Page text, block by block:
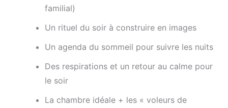
familial)
Un rituel du soir à construire en images
Un agenda du sommeil pour suivre les nuits
Des respirations et un retour au calme pour
le soir
La chambre idéale + les « voleurs de